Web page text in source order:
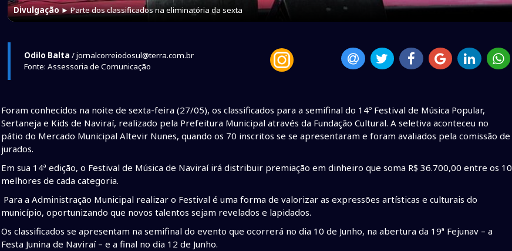
Divulgação► Parte dos classificados na eliminatória da sexta
Odilo Balta / jornalcorreiodosul@terra.com.br
Fonte: Assessoria de Comunicação
Foram conhecidos na noite de sexta-feira (27/05), os classificados para a semifinal do 14º Festival de Música Popular,
Sertaneja e Kids de Naviraí, realizado pela Prefeitura Municipal através da Fundação Cultural. A seletiva aconteceu no
pátio do Mercado Municipal Altevir Nunes, quando os 70 inscritos se se apresentaram e foram avaliados pela comissão de
jurados.
Em sua 14ª edição, o Festival de Música de Naviraí irá distribuir premiação em dinheiro que soma R$ 36.700,00 entre os 10
melhores de cada categoria.
Para a Administração Municipal realizar o Festival é uma forma de valorizar as expressões artísticas e culturais do
município, oportunizando que novos talentos sejam revelados e lapidados.
Os classificados se apresentam na semifinal do evento que ocorrerá no dia 10 de Junho, na abertura da 19ª Fejunav – a
Festa Junina de Naviraí – e a final no dia 12 de Junho.